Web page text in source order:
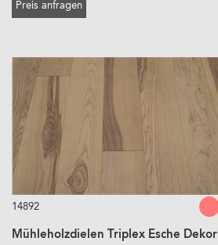
Preis anfragen
14892
Mühleholzdielen Triplex Esche Dekor